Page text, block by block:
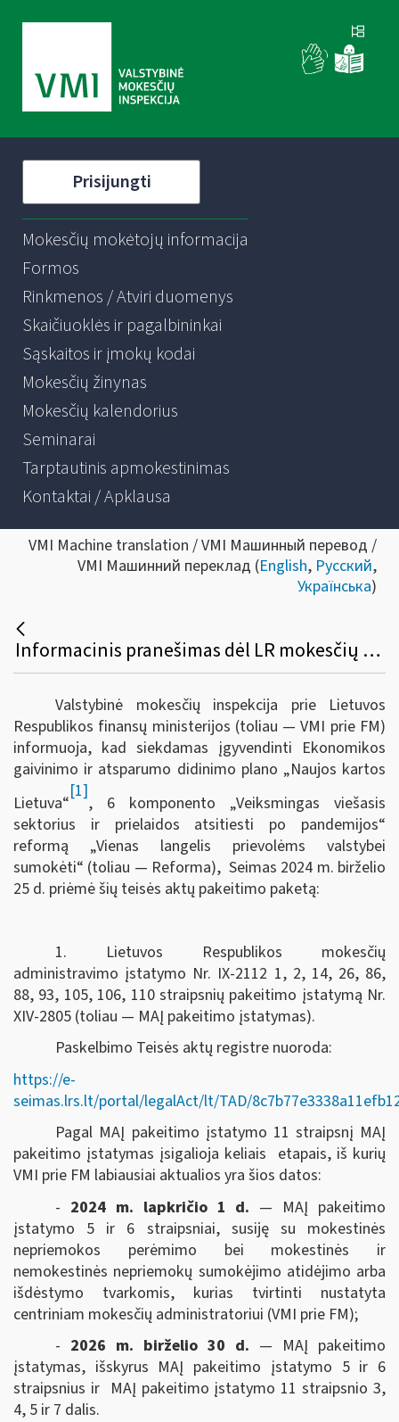
Prisijungti
Mokesčių mokėtojų informacija
Formos
Rinkmenos / Atviri duomenys
Skaičiuoklės ir pagalbininkai
Sąskaitos ir įmokų kodai
Mokesčių žinynas
Mokesčių kalendorius
Seminarai
Tarptautinis apmokestinimas
Kontaktai / Apklausa
VMI Machine translation / VMI Машинный перевод /
VMI Машинний переклад (English, Русский,
Українська)
Informacinis pranešimas dėl LR mokesčių administravimo įstatymo ir kitų teisės aktų pakeitimo
Valstybinė mokesčių inspekcija prie Lietuvos
Respublikos finansų ministerijos (toliau — VMI prie FM)
informuoja, kad siekdamas įgyvendinti Ekonomikos
gaivinimo ir atsparumo didinimo plano „Naujos kartos
Lietuva“
[1]
, 6 komponento „Veiksmingas viešasis
sektorius ir prielaidos atsitiesti po pandemijos“
reformą „Vienas langelis prievolėms valstybei
sumokėti“ (toliau — Reforma), Seimas 2024 m. birželio
25 d. priėmė šių teisės aktų pakeitimo paketą:
1. Lietuvos Respublikos mokesčių
administravimo įstatymo Nr. IX-2112 1, 2, 14, 26, 86,
88, 93, 105, 106, 110 straipsnių pakeitimo įstatymą Nr.
XIV-2805 (toliau — MAĮ pakeitimo įstatymas).
Paskelbimo Teisės aktų registre nuoroda:
https://e-
seimas.lrs.lt/portal/legalAct/lt/TAD/
Pagal MAĮ pakeitimo įstatymo 11 straipsnį MAĮ
pakeitimo įstatymas įsigalioja keliais etapais, iš kurių
VMI prie FM labiausiai aktualios yra šios datos:
- 2024 m. lapkričio 1 d. — MAĮ pakeitimo
įstatymo 5 ir 6 straipsniai, susiję su mokestinės
nepriemokos perėmimo bei mokestinės ir
nemokestinės nepriemokų sumokėjimo atidėjimo arba
išdėstymo tvarkomis, kurias tvirtinti nustatyta
centriniam mokesčių administratoriui (VMI prie FM);
- 2026 m. birželio 30 d. — MAĮ pakeitimo
įstatymas, išskyrus MAĮ pakeitimo įstatymo 5 ir 6
straipsnius ir MAĮ pakeitimo įstatymo 11 straipsnio 3,
4, 5 ir 7 dalis.